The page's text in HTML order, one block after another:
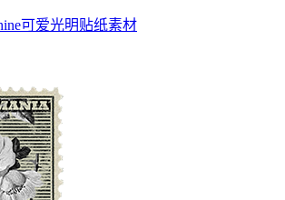
可爱光明贴纸素材